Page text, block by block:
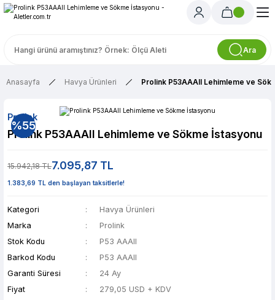
Ara
Anasayfa Havya Ürünleri Prolink P53AAAII Lehimleme ve
%55
Prolink
Prolink P53AAAII Lehimleme ve Sökme İstasyonu
15.942,18 TL7.095,87 TL
1.383,69 TL den başlayan taksitlerle!
Kategori
Havya Ürünleri
Marka
Prolink
Stok Kodu
P53 AAAII
Barkod Kodu
P53 AAAII
Garanti Süresi
24 Ay
Fiyat
279,05 USD + KDV